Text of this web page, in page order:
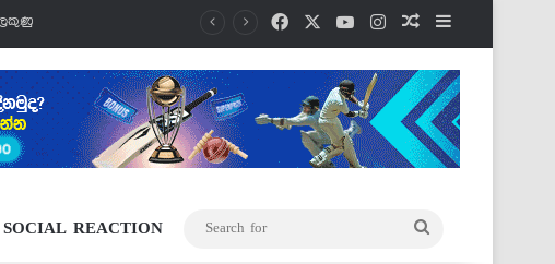
Facebook YouTubeInstagramRandom Article
SOCIAL REACTION